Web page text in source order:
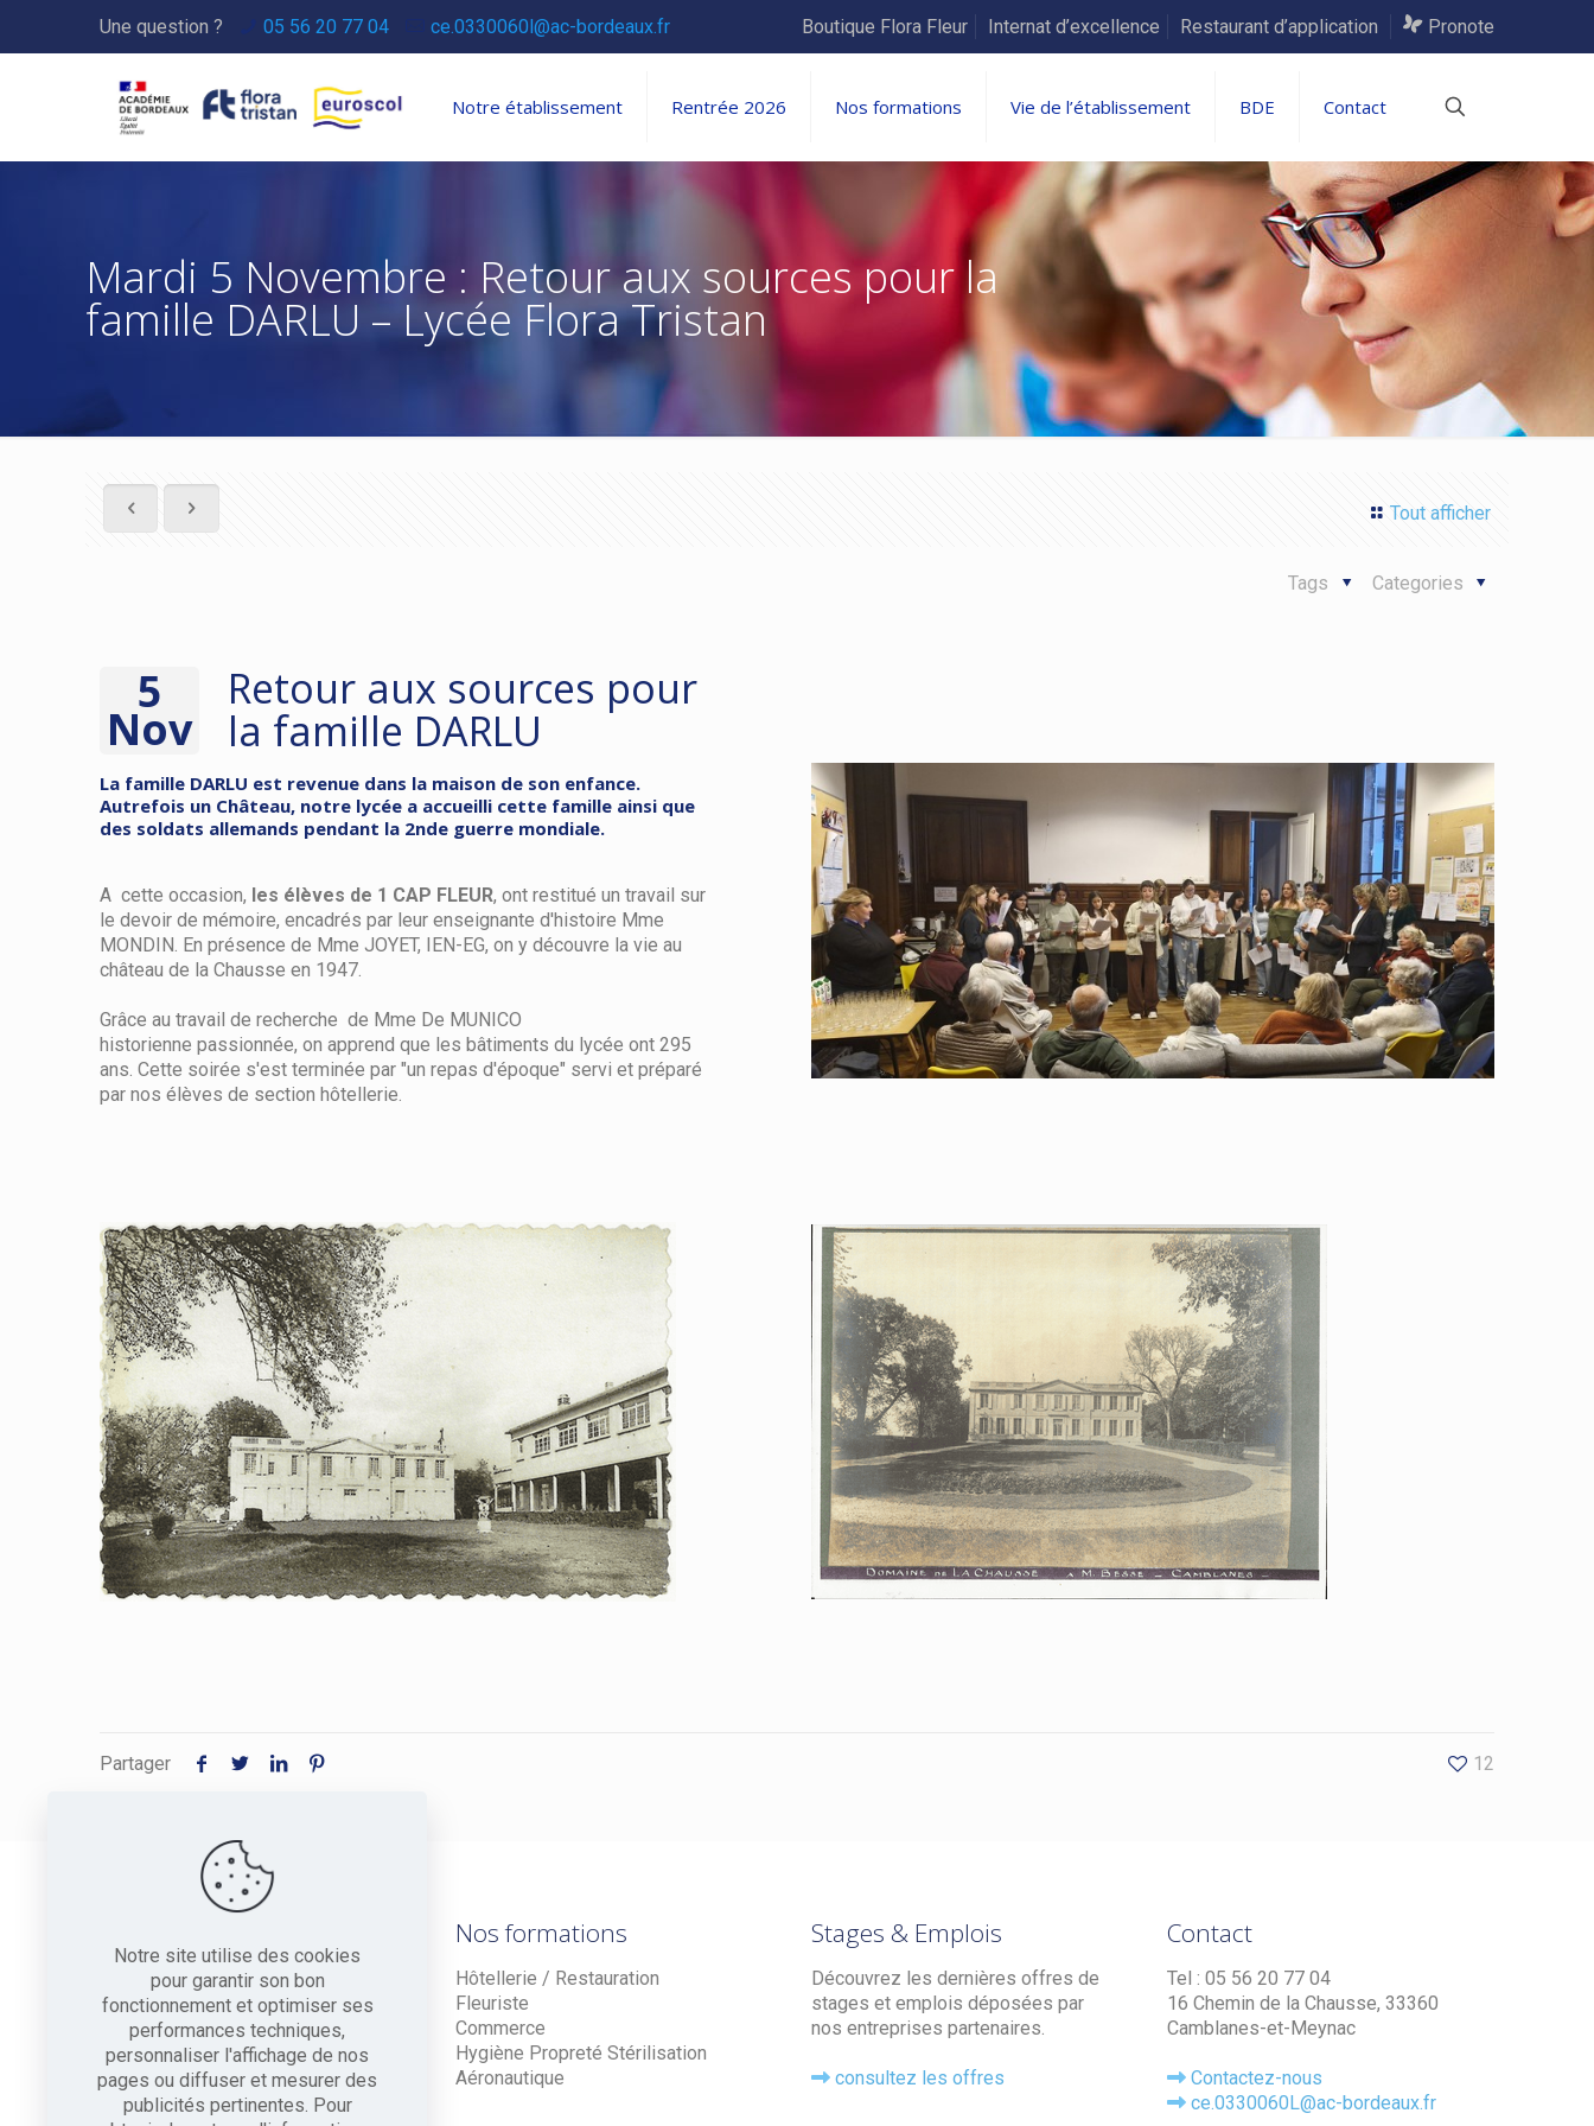
Une question ? 05 56 20 77 04 ce.0330060l@ac-bordeaux.fr Boutique Flora Fleur Internat d’excellence Restaurant d’application Pronote
Notre établissement Rentrée 2026 Nos formations Vie de l’établissement BDE Contact
Mardi 5 Novembre : Retour aux sources pour la
famille DARLU – Lycée Flora Tristan
Tout afficher
Categories
Tags
5
Nov
Retour aux sources pour
la famille DARLU
La famille DARLU est revenue dans la maison de son enfance.
Autrefois un Château, notre lycée a accueilli cette famille ainsi que
des soldats allemands pendant la 2nde guerre mondiale.
A cette occasion, les élèves de 1 CAP FLEUR, ont restitué un travail sur
le devoir de mémoire, encadrés par leur enseignante d'histoire Mme
MONDIN. En présence de Mme JOYET, IEN-EG, on y découvre la vie au
château de la Chausse en 1947.
Grâce au travail de recherche de Mme De MUNICO
historienne passionnée, on apprend que les bâtiments du lycée ont 295
ans. Cette soirée s'est terminée par "un repas d'époque" servi et préparé
par nos élèves de section hôtellerie.
Partager 12
Nos formations
Hôtellerie / Restauration
Fleuriste
Commerce
Hygiène Propreté Stérilisation
Aéronautique
Stages & Emplois
Découvrez les dernières offres de
stages et emplois déposées par
nos entreprises partenaires.
consultez les offres
Contact
Tel : 05 56 20 77 04
16 Chemin de la Chausse, 33360
Camblanes-et-Meynac
Contactez-nous
ce.0330060L@ac-bordeaux.fr
Notre site utilise des cookies
pour garantir son bon
fonctionnement et optimiser ses
performances techniques,
personnaliser l'affichage de nos
pages ou diffuser et mesurer des
publicités pertinentes. Pour